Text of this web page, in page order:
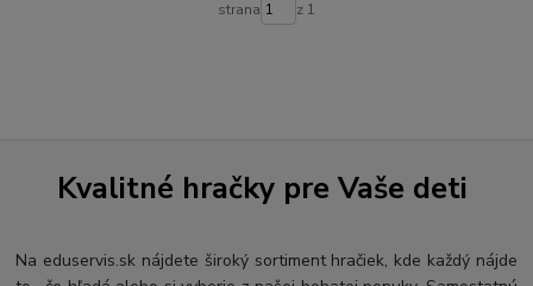
strana z 1
Kvalitné hračky pre Vaše deti
Na eduservis.sk nájdete široký sortiment hračiek, kde každý nájde